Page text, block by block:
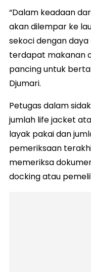
“Dalam keadaan
akan dilempar ke
sekoci dengan
terdapat makanan
pancing untuk
Djumari.
Petugas dalam
jumlah life jacket
layak pakai dan
pemeriksaan
memeriksa
docking atau